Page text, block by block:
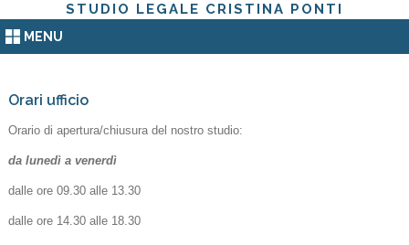
STUDIO LEGALE CRISTINA PONTI
MENU
Orari ufficio
Orario di apertura/chiusura del nostro studio:
da lunedì a venerdì
dalle ore 09.30 alle 13.30
dalle ore 14.30 alle 18.30